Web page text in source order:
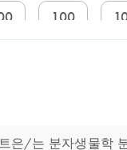
100
은/는 분자생물학